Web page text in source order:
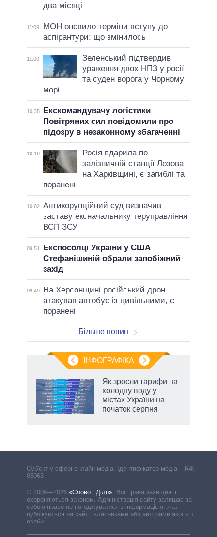
два місяці
11:09
МОН оновило терміни вступу до
аспірантури: що змінилось
11:00
Зеленський підтвердив
ураження двох НПЗ у росії
та суден ворога у Чорному
морі
10:35
Екскомандувачу логістики
Повітряних сил повідомили про
підозру в незаконному збагаченні
10:10
Росія вдарила по
залізничній станції Лозова
на Харківщині, є загиблі та
поранені
10:02 Антикорупційний суд визначив
заставу ексначальнику теруправління
ВСП ЗСУ
09:51
Експосолці України у США
Стефанішиній обрали запобіжний
захід
09:49
На Херсонщині російський дрон
атакував автобус із цивільними, є
поранені
Більше новин
ІНФОГРАФІКА
Як зросли тарифи на
холодну воду у
містах України на
початок серпня
Cуб'єкт у сфері онлайн-медіа. Ідентифікатор медіа – R40-
05063
© 2009—2026 «Слово і Діло»
Всі права захищені і
охороняються законом. Адміністрація сайту залишає за
собою право не погоджуватися з інформацією, яка
публікується на сайті, власниками або авторами якої є треті
особи.